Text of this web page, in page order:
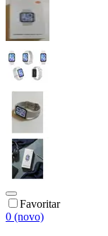
Favoritar
0 (novo)